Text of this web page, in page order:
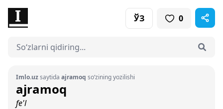
ЎЗ 0
Imlo.uzsaytida ajramoq so‘zining yozilishi
ajramoq
fe'l